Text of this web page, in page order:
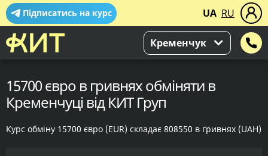
Підписатись на курс UA RU
Кременчук
15700 євро в гривнях обміняти в
Кременчуці від КИТ Груп
Курс обміну 15700 євро (EUR) складає 808550 в гривнях (UAH)